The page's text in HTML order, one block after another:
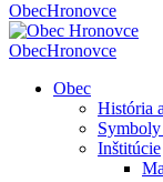
ObecHronovce
ObecHronovce
Obec
História
Inštitúcie